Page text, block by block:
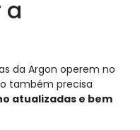
a
da Argon operem no
também precisa
atualizadas e bem